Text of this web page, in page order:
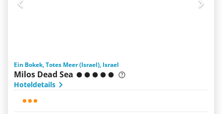
Ein Bokek, Totes Meer (Israel), Israel
Milos Dead Sea
Hoteldetails